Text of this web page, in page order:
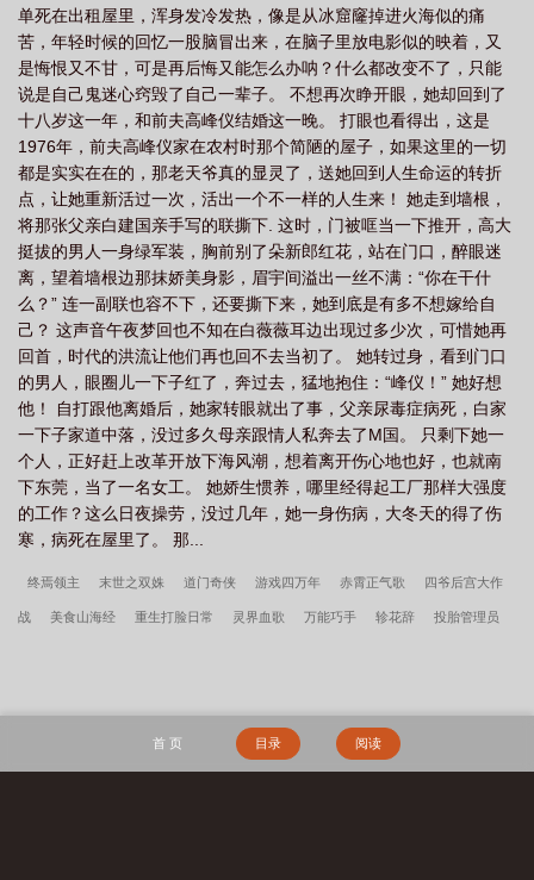
单死在出租屋里，浑身发冷发热，像是从冰窟窿掉进火海似的痛
苦，年轻时候的回忆一股脑冒出来，在脑子里放电影似的映着，又
是悔恨又不甘，可是再后悔又能怎么办呐？什么都改变不了，只能
说是自己鬼迷心窍毁了自己一辈子。 不想再次睁开眼，她却回到了
十八岁这一年，和前夫高峰仪结婚这一晚。 打眼也看得出，这是
1976年，前夫高峰仪家在农村时那个简陋的屋子，如果这里的一切
都是实实在在的，那老天爷真的显灵了，送她回到人生命运的转折
点，让她重新活过一次，活出一个不一样的人生来！ 她走到墙根，
将那张父亲白建国亲手写的联撕下. 这时，门被哐当一下推开，高大
挺拔的男人一身绿军装，胸前别了朵新郎红花，站在门口，醉眼迷
离，望着墙根边那抹娇美身影，眉宇间溢出一丝不满：“你在干什
么？” 连一副联也容不下，还要撕下来，她到底是有多不想嫁给自
己？ 这声音午夜梦回也不知在白薇薇耳边出现过多少次，可惜她再
回首，时代的洪流让他们再也回不去当初了。 她转过身，看到门口
的男人，眼圈儿一下子红了，奔过去，猛地抱住：“峰仪！” 她好想
他！ 自打跟他离婚后，她家转眼就出了事，父亲尿毒症病死，白家
一下子家道中落，没过多久母亲跟情人私奔去了M国。 只剩下她一
个人，正好赶上改革开放下海风潮，想着离开伤心地也好，也就南
下东莞，当了一名女工。 她娇生惯养，哪里经得起工厂那样大强度
的工作？这么日夜操劳，没过几年，她一身伤病，大冬天的得了伤
寒，病死在屋里了。 那...
终焉领主 末世之双姝 道门奇侠 游戏四万年 赤霄正气歌 四爷后宫大作
战 美食山海经 重生打脸日常 灵界血歌 万能巧手 轸花辞 投胎管理员
许言周京延死遁的第二年周总疯了全文
首 页 目录 阅读